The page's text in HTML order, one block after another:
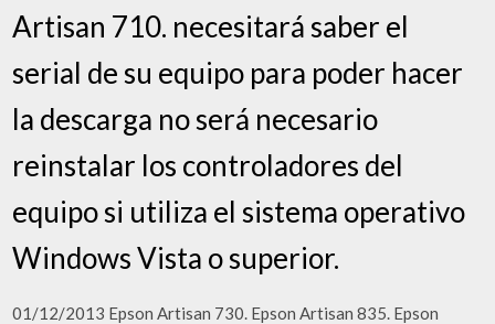
Artisan 710. necesitará saber el
serial de su equipo para poder hacer
la descarga no será necesario
reinstalar los controladores del
equipo si utiliza el sistema operativo
Windows Vista o superior.
01/12/2013 Epson Artisan 730. Epson Artisan 835. Epson